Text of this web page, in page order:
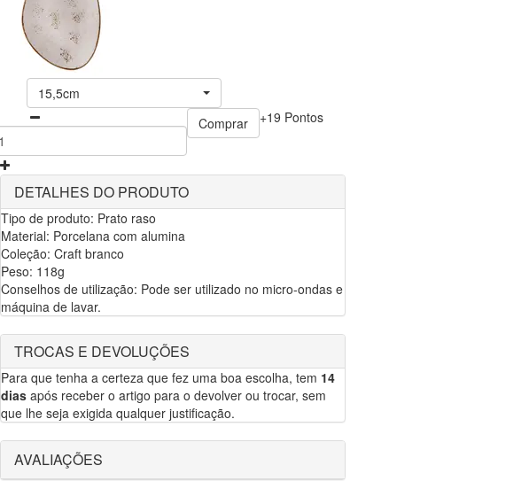
15,5cm
Comprar
+19 Pontos
DETALHES DO PRODUTO
Tipo de produto: Prato raso
Material: Porcelana com alumina
Coleção: Craft branco
Peso: 118g
Conselhos de utilização: Pode ser utilizado no micro-ondas e
máquina de lavar.
TROCAS E DEVOLUÇÕES
Para que tenha a certeza que fez uma boa escolha, tem 14
dias após receber o artigo para o devolver ou trocar, sem
que lhe seja exigida qualquer justificação.
AVALIAÇÕES